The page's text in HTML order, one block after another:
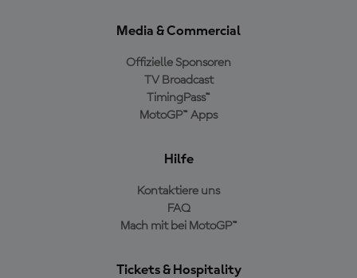
Media & Commercial
Offizielle Sponsoren
TV Broadcast
TimingPass™
MotoGP™ Apps
Hilfe
Kontaktiere uns
FAQ
Mach mit bei MotoGP™
Tickets & Hospitality